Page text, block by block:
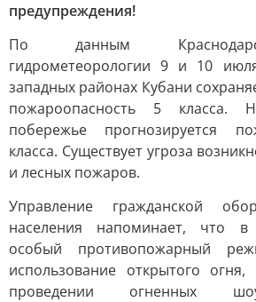
предупреждения!
По данным
гидрометеорологии 9 и 10
западных районах Кубани
пожароопасность 5 класса.
побережье прогнозируется
класса. Существует угроза
и лесных пожаров.
Управление гражданской
населения напоминает, что в
особый противопожарный
использование открытого
проведении огненных